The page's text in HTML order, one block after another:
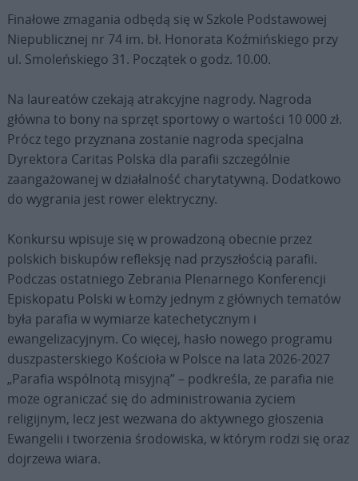
Finałowe zmagania odbędą się w Szkole Podstawowej
Niepublicznej nr 74 im. bł. Honorata Koźmińskiego przy
ul. Smoleńskiego 31. Początek o godz. 10.00.
Na laureatów czekają atrakcyjne nagrody. Nagroda
główna to bony na sprzęt sportowy o wartości 10 000 zł.
Prócz tego przyznana zostanie nagroda specjalna
Dyrektora Caritas Polska dla parafii szczególnie
zaangażowanej w działalność charytatywną. Dodatkowo
do wygrania jest rower elektryczny.
Konkursu wpisuje się w prowadzoną obecnie przez
polskich biskupów refleksję nad przyszłością parafii.
Podczas ostatniego Zebrania Plenarnego Konferencji
Episkopatu Polski w Łomży jednym z głównych tematów
była parafia w wymiarze katechetycznym i
ewangelizacyjnym. Co więcej, hasło nowego programu
duszpasterskiego Kościoła w Polsce na lata 2026-2027
„Parafia wspólnotą misyjną” – podkreśla, że parafia nie
może ograniczać się do administrowania życiem
religijnym, lecz jest wezwana do aktywnego głoszenia
Ewangelii i tworzenia środowiska, w którym rodzi się oraz
dojrzewa wiara.